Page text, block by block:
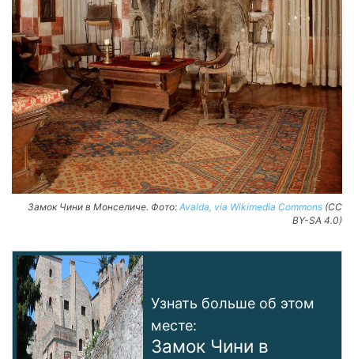
Замок Чини в Монселиче. Фото: Avalda, via Wikimedia Commons (CC
BY-SA 4.0)
Узнать больше об этом
месте:
Замок Чини в